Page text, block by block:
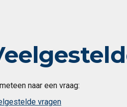
naar een vraag:
vragen